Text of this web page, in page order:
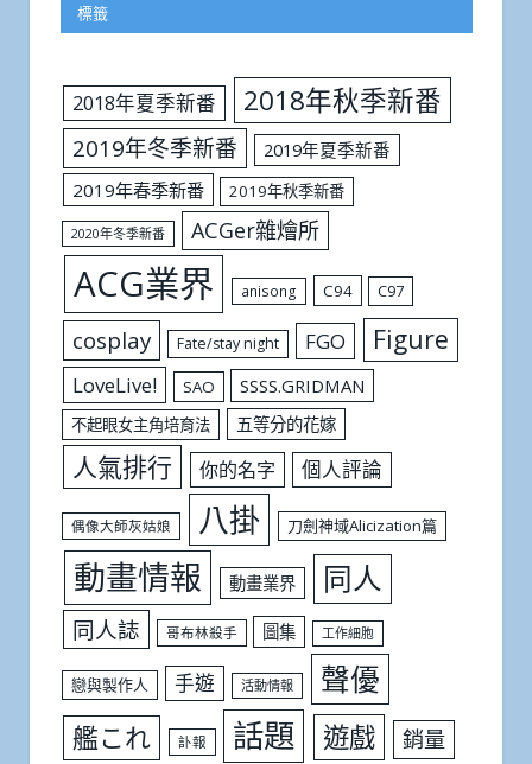
標籤
2018年夏季新番 2018年秋季新番
2019年冬季新番
2019年夏季新番
2019年春季新番
2019年秋季新番
2020年冬季新番 ACGer雜燴所
ACG業界 anisong C94 C97
cosplay Fate/stay night FGO Figure
LoveLive! SAO SSSS.GRIDMAN
不起眼女主角培育法 五等分的花嫁
人氣排行 你的名字 個人評論
偶像大師灰姑娘 八掛 刀劍神域Alicization篇
動畫情報 動畫業界 同人
同人誌 哥布林殺手 圖集 工作細胞
戀與製作人 手遊 活動情報 聲優
艦これ 訃報 話題 遊戲 銷量